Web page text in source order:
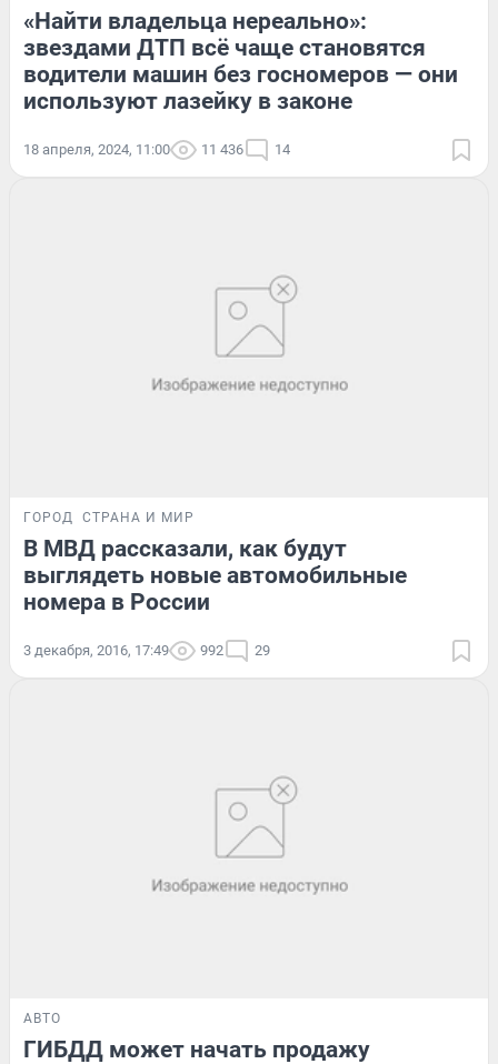
«Найти владельца нереально»:
звездами ДТП всё чаще становятся
водители машин без госномеров — они
используют лазейку в законе
18 апреля, 2024, 11:00 11 436 14
ГОРОД СТРАНА И МИР
В МВД рассказали, как будут
выглядеть новые автомобильные
номера в России
3 декабря, 2016, 17:49 992 29
АВТО
ГИБДД может начать продажу